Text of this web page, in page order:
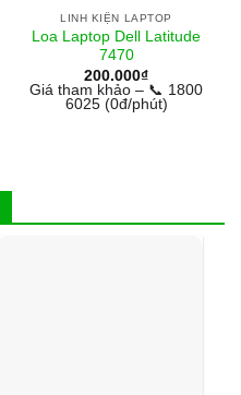
LINH KIỆN LAPTOP
Loa Laptop Dell Latitude
7470
200.000₫
Giá tham khảo – 📞 1800
6025 (0đ/phút)